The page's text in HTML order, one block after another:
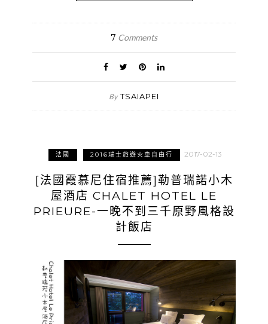
7 Comments
By TSAIAPEI
法國 2016瑞士旅遊火車自由行 2017-02-13
[法國霞慕尼住宿推薦]勒普瑞諾小木
屋酒店 CHALET HOTEL LE
PRIEURE-一晚不到三千原野風格設
計飯店